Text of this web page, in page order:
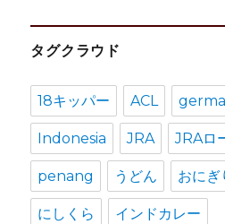
カ
イ
タグクラウド
18キッパー ACL
Indonesia JRA JRAロ
penang うどん おにぎ
にしくら インドカレー